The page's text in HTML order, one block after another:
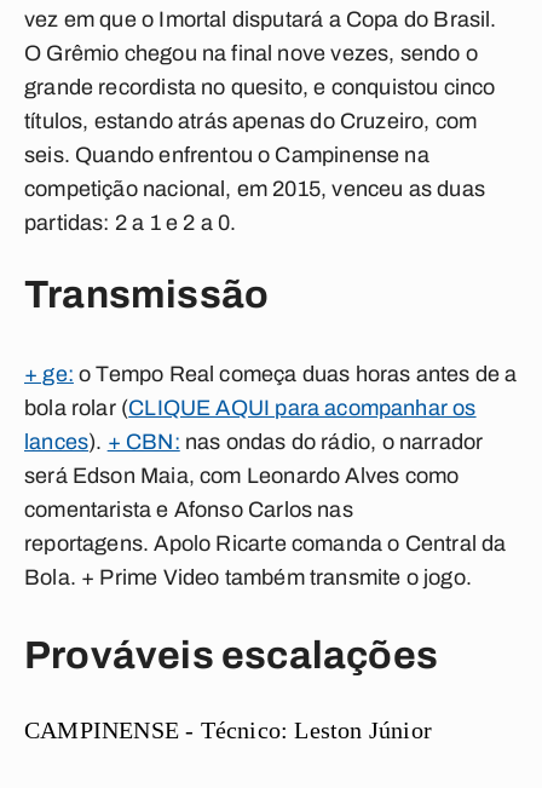
vez em que o Imortal disputará a Copa do Brasil.
O Grêmio chegou na final nove vezes, sendo o
grande recordista no quesito, e conquistou cinco
títulos, estando atrás apenas do Cruzeiro, com
seis. Quando enfrentou o Campinense na
competição nacional, em 2015, venceu as duas
partidas: 2 a 1 e 2 a 0.
Transmissão
+ ge: o Tempo Real começa duas horas antes de a
bola rolar (CLIQUE AQUI para acompanhar os
lances). + CBN: nas ondas do rádio, o narrador
será Edson Maia, com Leonardo Alves como
comentarista e Afonso Carlos nas
reportagens.Apolo Ricarte comanda o Central da
Bola. + Prime Video também transmite o jogo.
Prováveis escalações
CAMPINENSE - Técnico: Leston Júnior